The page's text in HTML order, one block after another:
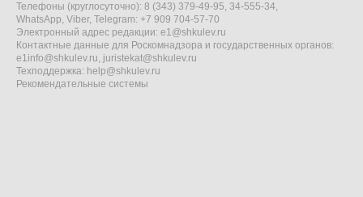
Телефоны (круглосуточно): 8 (343) 379-49-95, 34-555-34,
WhatsApp, Viber, Telegram: +7 909 704-57-70
Электронный адрес редакции: e1@shkulev.ru
Контактные данные для Роскомнадзора и государственных органов:
e1info@shkulev.ru, juristekat@shkulev.ru
Техподдержка: help@shkulev.ru
Рекомендательные системы